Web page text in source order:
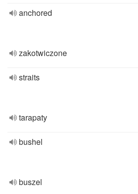
anchored
zakotwiczone
straits
tarapaty
bushel
buszel